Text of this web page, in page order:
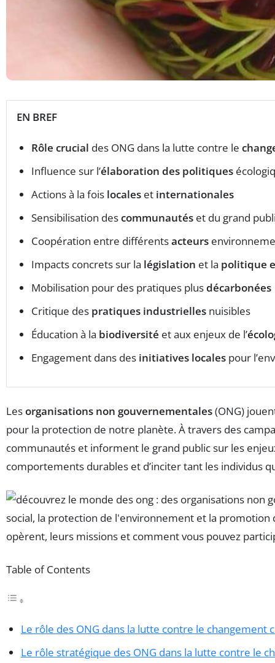
EN BREF
Rôle crucial des ONG dans la lutte contre le
Influence sur l’élaboration des politiques
Actions à la fois locales et internationales
Sensibilisation descommunautés et du grand
Coopération entre différentsacteurs
Impacts concrets sur la législation et la politique
Mobilisation pour des pratiques plusdécarbonées
Critique des pratiques industrielles nuisibles
Éducation à la biodiversité et aux enjeux de l’
Engagement dans des initiatives locales pour
Lesorganisations non gouvernementales(ONG)
pour la protection de notre planète. À travers des
communautés et informent le grand public sur les
comportements durables et d’inciter tant les individus
Table of Contents
Le rôle des ONG dans la lutte contre le changement
Le rôle stratégique des ONG dans la lutte contre le